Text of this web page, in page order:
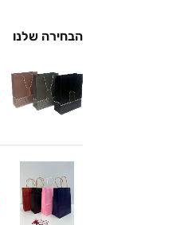
הבחירה שלנו